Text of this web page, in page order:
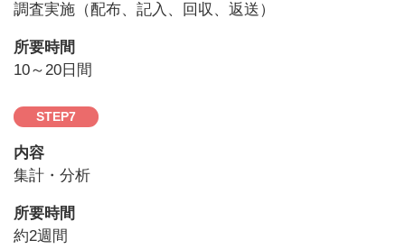
調査実施（配布、記入、回収、返送）
所要時間
10～20日間
STEP7
内容
集計・分析
所要時間
約2週間